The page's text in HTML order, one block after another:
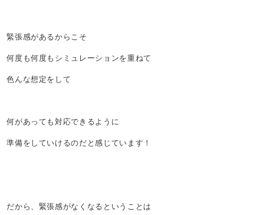
緊張感があるからこそ
何度も何度もシミュレーションを重ねて
色んな想定をして
何があっても対応できるように
準備をしていけるのだと感じています！
だから、緊張感がなくなるということは